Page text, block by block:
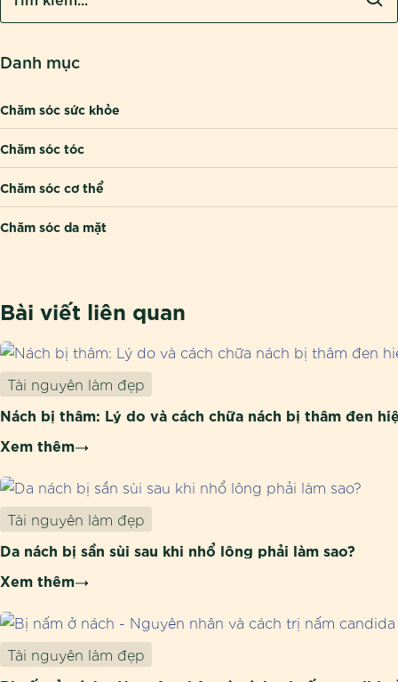
Danh mục
Chăm sóc sức khỏe
Chăm sóc tóc
Chăm sóc cơ thể
Chăm sóc da mặt
Bài viết liên quan
Tài nguyên làm đẹp
Nách bị thâm: Lý do và cách chữa nách bị thâm đen
Xem thêm
Tài nguyên làm đẹp
Da nách bị sần sùi sau khi nhổ lông phải làm sao?
Xem thêm
Tài nguyên làm đẹp